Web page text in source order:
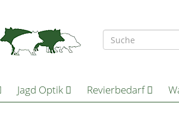
Jagd Optik Revierbedarf